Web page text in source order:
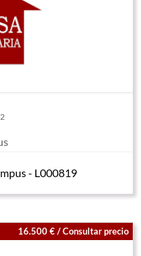
2
- L000819
16.500 € / Consultar precio